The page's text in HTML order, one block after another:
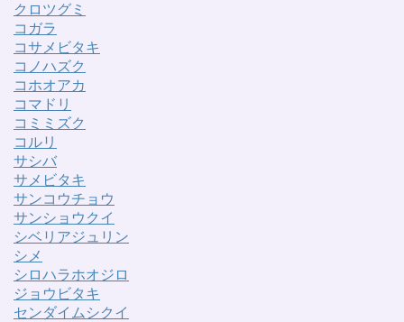
クロツグミ
コガラ
コサメビタキ
コノハズク
コホオアカ
コマドリ
コミミズク
コルリ
サシバ
サメビタキ
サンコウチョウ
サンショウクイ
シベリアジュリン
シメ
シロハラホオジロ
ジョウビタキ
センダイムシクイ